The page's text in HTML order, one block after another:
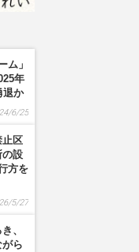
ム」
年
退か
6/25
止区
の設
方を
5/27
、
ら